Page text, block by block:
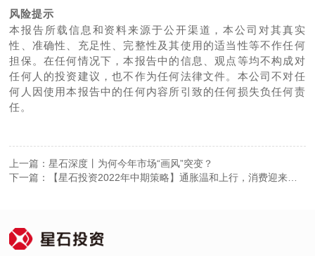
风险提示
本报告所载信息和资料来源于公开渠道，本公司对其真实
性、准确性、充足性、完整性及其使用的适当性等不作任何
担保。在任何情况下，本报告中的信息、观点等均不构成对
任何人的投资建议，也不作为任何法律文件。本公司不对任
何人因使用本报告中的任何内容所引致的任何损失负任何责
任。
上一篇：星石深度丨为何今年市场“画风”突变？
下一篇：【星石投资2022年中期策略】通胀温和上行，消费迎来良